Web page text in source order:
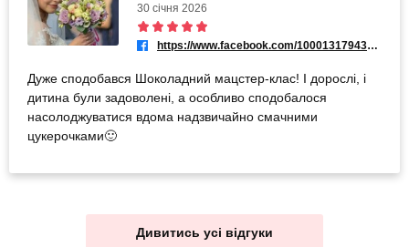
30 січня 2026
https://www.facebook.com/100013179431318
Дуже сподобався Шоколадний мацстер-клас! І дорослі, і
дитина були задоволені, а особливо сподобалося
насолоджуватися вдома надзвичайно смачними
цукерочками🙂
Дивитись усі відгуки